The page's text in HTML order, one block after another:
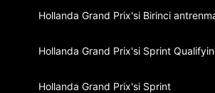
Hollanda Grand Prix'si Birinci
Hollanda Grand Prix'si Sprint
Hollanda Grand Prix'si Sprint